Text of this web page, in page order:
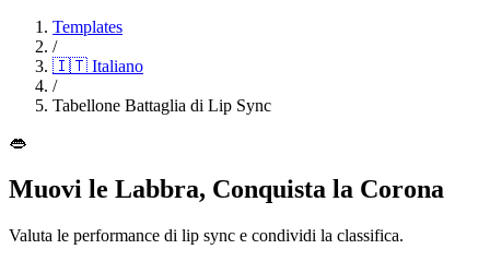
Templates
/
🇮🇹 Italiano
/
Tabellone Battaglia di Lip Sync
👄
Muovi le Labbra, Conquista la Corona
Valuta le performance di lip sync e condividi la classifica.